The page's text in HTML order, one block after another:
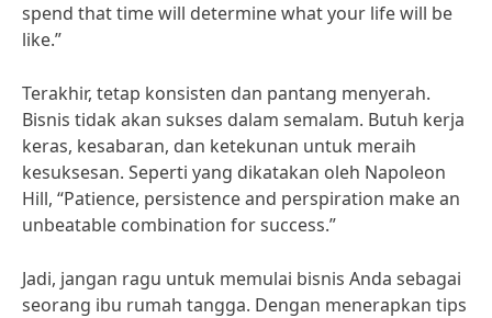
spend that time will determine what your life will be
like.”
Terakhir, tetap konsisten dan pantang menyerah.
Bisnis tidak akan sukses dalam semalam. Butuh kerja
keras, kesabaran, dan ketekunan untuk meraih
kesuksesan. Seperti yang dikatakan oleh Napoleon
Hill, “Patience, persistence and perspiration make an
unbeatable combination for success.”
Jadi, jangan ragu untuk memulai bisnis Anda sebagai
seorang ibu rumah tangga. Dengan menerapkan tips